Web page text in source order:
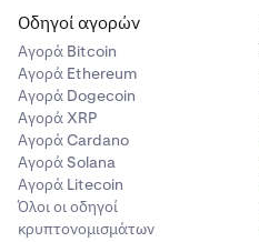
Οδηγοί αγορών
Αγορά Bitcoin
Αγορά Ethereum
Αγορά Dogecoin
Αγορά XRP
Αγορά Cardano
Αγορά Solana
Αγορά Litecoin
Όλοι οι οδηγοί
κρυπτονομισμάτων